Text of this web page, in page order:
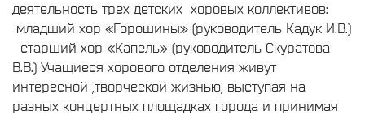
деятельность трех детских хоровых коллективов:
младший хор «Горошины» (руководитель Кадук И.В.)
старший хор «Капель» (руководитель Скуратова
В.В.) Учащиеся хорового отделения живут
интересной ,творческой жизнью, выступая на
разных концертных площадках города и принимая